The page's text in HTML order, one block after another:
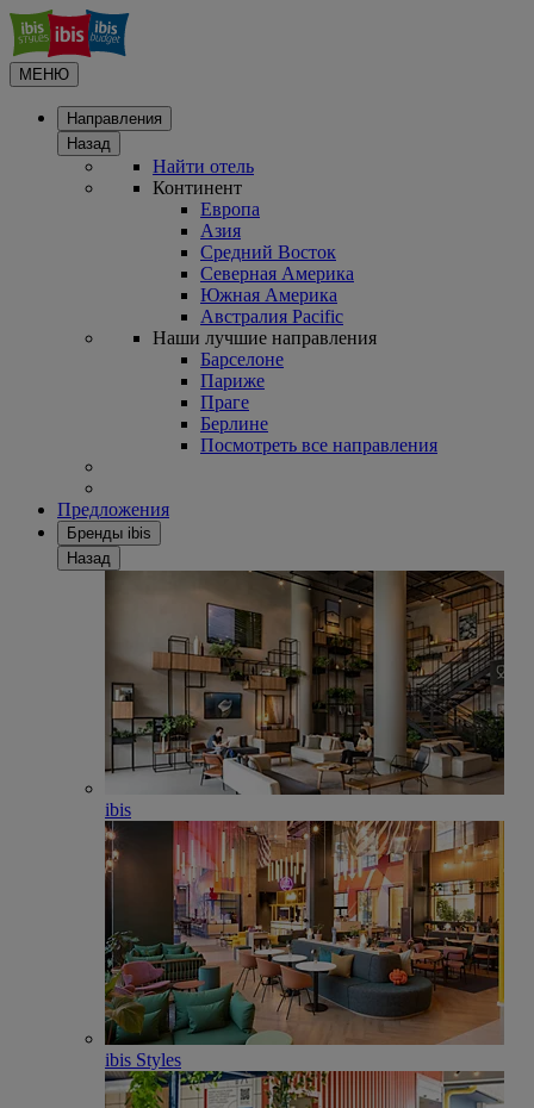
МЕНЮ
Направления
Назад
Найти отель
Континент
Европа
Азия
Средний Восток
Северная Америка
Южная Америка
Австралия Pacific
Наши лучшие направления
Барселоне
Париже
Праге
Берлине
Посмотреть все направления
Предложения
Бренды ibis
Назад
ibis
ibis Styles